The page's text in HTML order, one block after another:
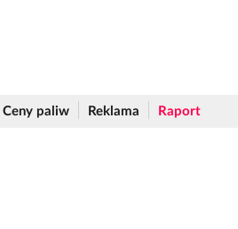
Ceny paliw Reklama Raport